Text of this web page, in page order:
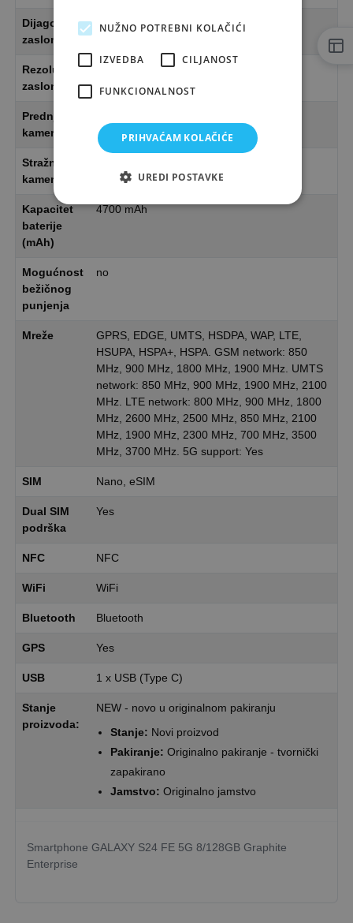
Dijagonala
zaslona
6,7"
Rezolucija
zaslona
Prednja
kamera
Stražnja
kamera
Kapacitet
baterije
(mAh)
4700 mAh
Mogućnost
bežičnog
punjenja
no
Mreže
GPRS, EDGE, UMTS, HSDPA, WAP, LTE,
HSUPA, HSPA+, HSPA. GSM network: 850
MHz, 900 MHz, 1800 MHz, 1900 MHz. UMTS
network: 850 MHz, 900 MHz, 1900 MHz, 2100
MHz. LTE network: 800 MHz, 900 MHz, 1800
MHz, 2600 MHz, 2500 MHz, 850 MHz, 2100
MHz, 1900 MHz, 2300 MHz, 700 MHz, 3500
MHz, 3700 MHz. 5G support: Yes
SIM Nano, eSIM
Dual SIM
podrška
Yes
NFC NFC
WiFi WiFi
Bluetooth Bluetooth
GPS Yes
USB 1 x USB (Type C)
Stanje
proizvoda:
NEW - novo u originalnom pakiranju
Stanje: Novi proizvod
Pakiranje: Originalno pakiranje - tvornički
zapakirano
Jamstvo: Originalno jamstvo
Smartphone GALAXY S24 FE 5G 8/128GB Graphite
Enterprise
NUŽNO POTREBNI KOLAČIĆI
IZVEDBA CILJANOST
FUNKCIONALNOST
PRIHVAĆAM KOLAČIĆE
UREDI POSTAVKE